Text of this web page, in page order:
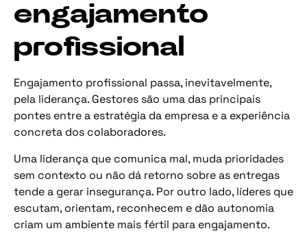
engajamento
profissional
Engajamento profissional passa, inevitavelmente,
pela liderança. Gestores são uma das principais
pontes entre a estratégia da empresa e a experiência
concreta dos colaboradores.
Uma liderança que comunica mal, muda prioridades
sem contexto ou não dá retorno sobre as entregas
tende a gerar insegurança. Por outro lado, líderes que
escutam, orientam, reconhecem e dão autonomia
criam um ambiente mais fértil para engajamento.